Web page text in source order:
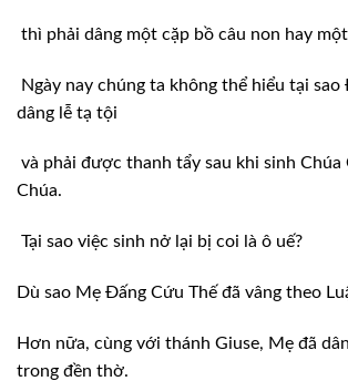
thì phải dâng một cặp bồ câu non hay
Ngày nay chúng ta không thể hiểu tại
dâng lễ tạ tội
và phải được thanh tẩy sau khi sinh Chúa
Chúa.
Tại sao việc sinh nở lại bị coi là ô uế?
Dù sao Mẹ Đấng Cứu Thế đã vâng theo
Hơn nữa, cùng với thánh Giuse, Mẹ đã
trong đền thờ.